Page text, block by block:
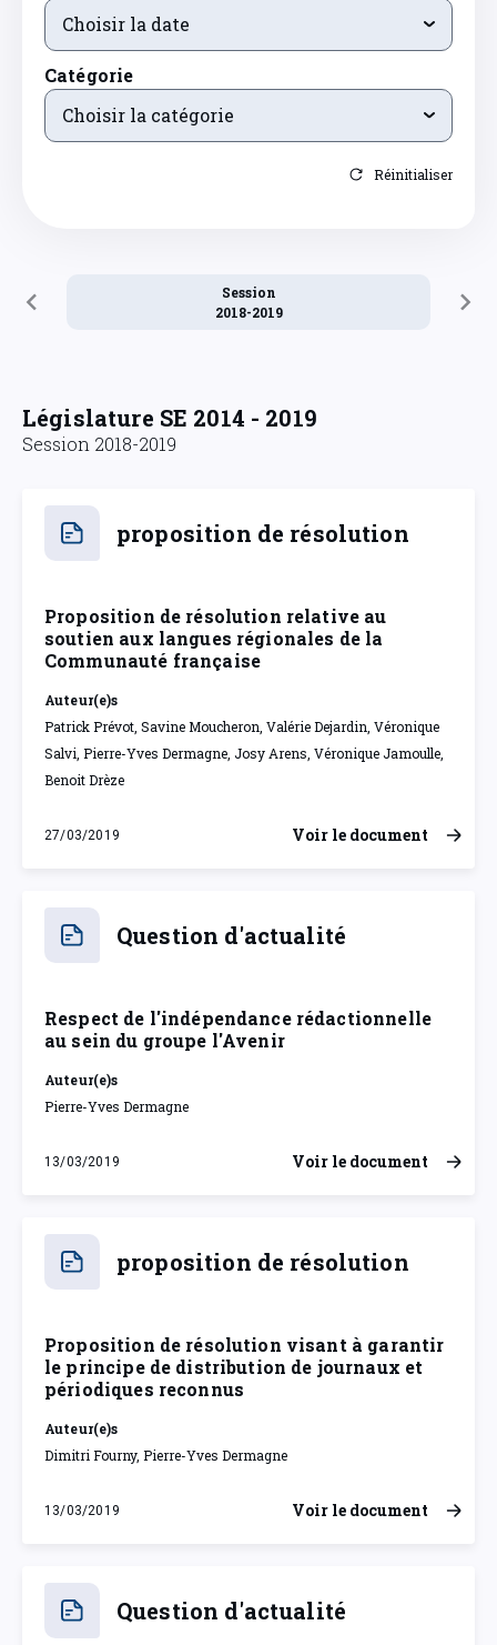
Choisir la date
Catégorie
Choisir la catégorie
Réinitialiser
Session
2018-2019
Législature SE 2014 - 2019
Session 2018-2019
proposition de résolution
Proposition de résolution relative au
soutien aux langues régionales de la
Communauté française
Auteur(e)s
Patrick Prévot, Savine Moucheron, Valérie Dejardin, Véronique
Salvi, Pierre-Yves Dermagne, Josy Arens, Véronique Jamoulle,
Benoit Drèze
27/03/2019
mercredi 27 mars 2019
Voir le document
Question d'actualité
Respect de l'indépendance rédactionnelle
au sein du groupe l'Avenir
Auteur(e)s
Pierre-Yves Dermagne
13/03/2019
mercredi 13 mars 2019
Voir le document
proposition de résolution
Proposition de résolution visant à garantir
le principe de distribution de journaux et
périodiques reconnus
Auteur(e)s
Dimitri Fourny, Pierre-Yves Dermagne
13/03/2019
mercredi 13 mars 2019
Voir le document
Question d'actualité